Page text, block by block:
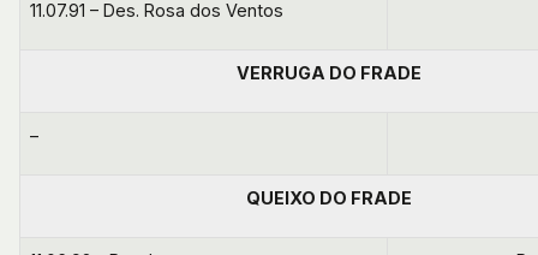
11.07.91 – Des. Rosa dos Ventos
VERRUGA DO FRADE
–
QUEIXO DO FRADE